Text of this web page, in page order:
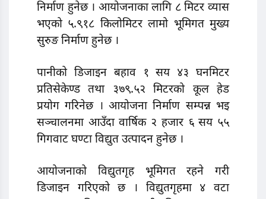
निर्माण हुनेछ । आयोजनाका लागि ८ मिटर व्यास
भएको ५.९१८ किलाेमिटर लामो भूमिगत मुख्य
सुरुङ निर्माण हुनेछ ।
पानीको डिजाइन बहाव १ सय ४३ घनमिटर
प्रतिसेकेण्ड तथा ३७९.५२ मिटरको कूल हेड
प्रयोग गरिनेछ । आयोजना निर्माण सम्पन्न भइ
सञ्चालनमा आउँदा वार्षिक २ हजार ६ सय ५५
गिगवाट घण्टा विद्युत उत्पादन हुनेछ ।
आयोजनाकाे विद्युतगृह भूमिगत रहने गरी
डिजाइन गरिएकाे छ । विद्युतगृहमा ४ वटा